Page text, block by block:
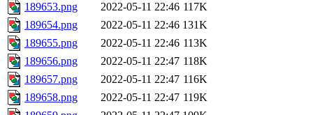
189653.png
2022-05-11 22:46 117K
189654.png
2022-05-11 22:46 131K
189655.png
2022-05-11 22:46 113K
189656.png
2022-05-11 22:47 118K
189657.png
2022-05-11 22:47 116K
189658.png
2022-05-11 22:47 119K